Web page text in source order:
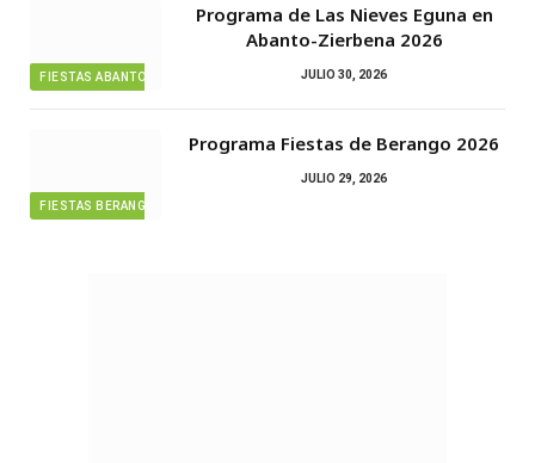
FIESTAS ABANTO ZIERBENA
Programa de Las Nieves Eguna en
Abanto-Zierbena 2026
JULIO 30, 2026
FIESTAS BERANGO
Programa Fiestas de Berango 2026
JULIO 29, 2026